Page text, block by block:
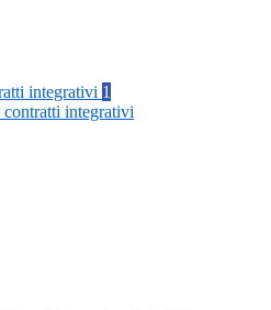
integrativi 1
contratti integrativi